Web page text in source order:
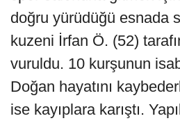
doğru yürüdüğü esnada
kuzeni İrfan Ö. (52)
vuruldu. 10 kurşunun
Doğan hayatını
ise kayıplara karıştı.